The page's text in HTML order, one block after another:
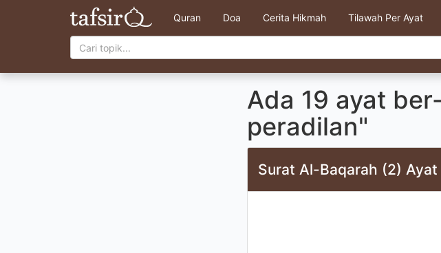
Quran Doa Cerita Hikmah Tilawah Per Ayat
Ada 19 ayat
peradilan"
Surat Al-Baqarah (2) Ayat